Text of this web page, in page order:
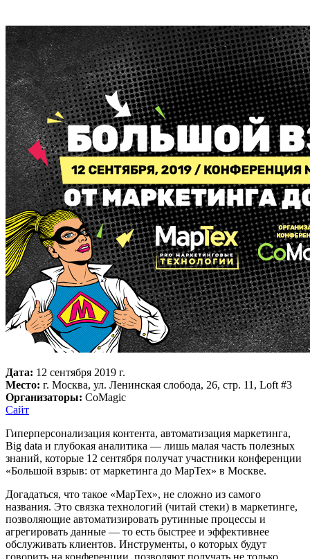
Дата: 12 сентября 2019 г.
Место: г. Москва, ул. Ленинская слобода, 26, стр. 11, Loft #3
Организаторы: CoMagic
Сайт
Гиперперсонализация контента, автоматизация маркетинга,
Big data и глубокая аналитика — лишь малая часть полезных
знаний, которые 12 сентября получат участники конференции
«Большой взрыв: от маркетинга до МарТех» в Москве.
Догадаться, что такое «МарТех», не сложно из самого
названия. Это связка технологий (читай стеки) в маркетинге,
позволяющие автоматизировать рутинные процессы и
агрегировать данные — то есть быстрее и эффективнее
обслуживать клиентов. Инструменты, о которых будут
говорить на конференции, позволяют получать не только